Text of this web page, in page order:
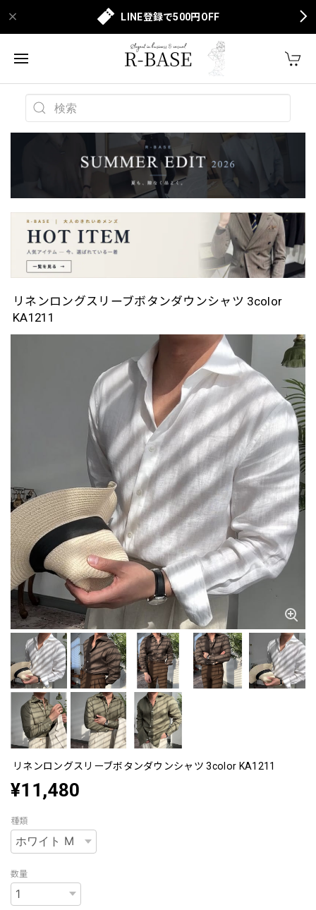
LINE登録で500円OFF
リネンロングスリーブボタンダウンシャツ 3color
KA1211
リネンロングスリーブボタンダウンシャツ 3color KA1211
¥11,480
種類
数量